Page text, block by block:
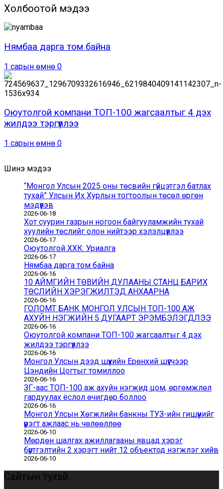
Холбоотой мэдээ
Нямбаа дарга том байна
1 сарын өмнө 0
Оюутолгой компани ТОП-100 жагсаалтыг 4 дэх
жилдээ тэргүүллээ
1 сарын өмнө 0
Шинэ мэдээ
“Монгол Улсын 2025 оны төсвийн гүйцэтгэл батлах
тухай” Улсын Их Хурлын тогтоолын төсөл өргөн
мэдүүлэв
2026-06-18
Хот суурин газрын ногоон байгууламжийн тухай
хуулийн төслийг олон нийтээр хэлэлцүүллээ
2026-06-17
Оюутолгой ХХК: Уриалга
2026-06-17
Нямбаа дарга том байна
2026-06-16
10 АЙМГИЙН ТӨВИЙН ДУЛААНЫ СТАНЦ БАРИХ
ТӨСЛИЙН ХЭРЭГЖИЛТЭД АНХААРНА
2026-06-16
ГОЛОМТ БАНК МОНГОЛ УЛСЫН ТОП-100 АЖ
АХУЙН НЭГЖИЙН 5 ДУГААРТ ЭРЭМБЭЛЭГДЛЭЭ
2026-06-16
Оюутолгой компани ТОП-100 жагсаалтыг 4 дэх
жилдээ тэргүүллээ
2026-06-16
Монгол Улсын дээд шүүхийн Ерөнхий шүүгчээр
Цэндийн Цогтыг томиллоо
2026-06-16
ЗГ-аас ТОП-100 аж ахуйн нэгжид цом, өргөмжлөл
гардуулах ёслол өчигдөр боллоо
2026-06-16
Монгол Улсын Хөгжлийн банкны ТУЗ-ийн гишүүнийг
үүрэгт ажлаас нь чөлөөллөө
2026-06-10
Мөрдөн шалгах ажиллагааны явцад хэрэг
бүртгэлтийн 2 хэрэгт нийт 12 объектод нэгжлэг хийв
2026-06-10
Сайтын тухай